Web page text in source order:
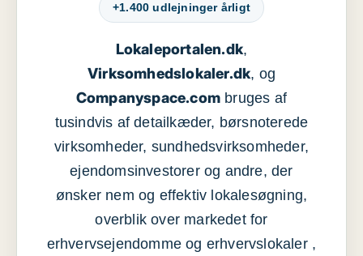
+1.400 udlejninger årligt
Lokaleportalen.dk,
Virksomhedslokaler.dk, og
Companyspace.com bruges af
tusindvis af detailkæder, børsnoterede
virksomheder, sundhedsvirksomheder,
ejendomsinvestorer og andre, der
ønsker nem og effektiv lokalesøgning,
overblik over markedet for
erhvervsejendomme og erhvervslokaler ,